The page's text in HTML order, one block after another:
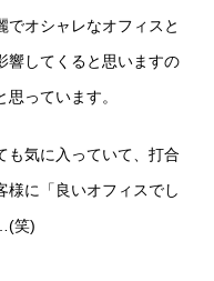
でオシャレなオフィスと
響してくると思いますの
っています。
も気に入っていて、打合
様に「良いオフィスでし
笑)